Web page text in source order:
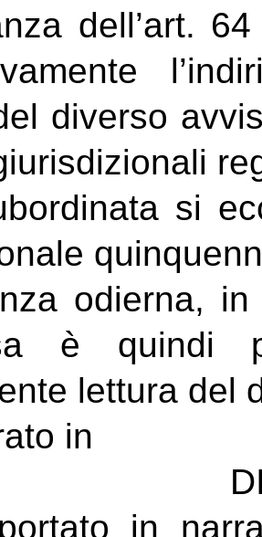
dell’art.
diverso
si
odierna,
è quindi
lettura del
in
in